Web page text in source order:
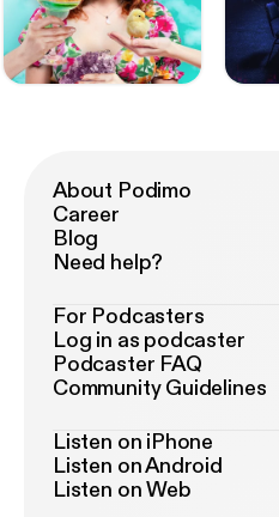
About Podimo
Career
Blog
Need help?
For Podcasters
Log in as podcaster
Podcaster FAQ
Community Guidelines
Listen on iPhone
Listen on Android
Listen on Web